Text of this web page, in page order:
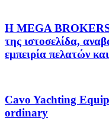
Η MEGA BROKERS
της ιστοσελίδα,
εμπειρία πελατών
Cavo Yachting
ordinary